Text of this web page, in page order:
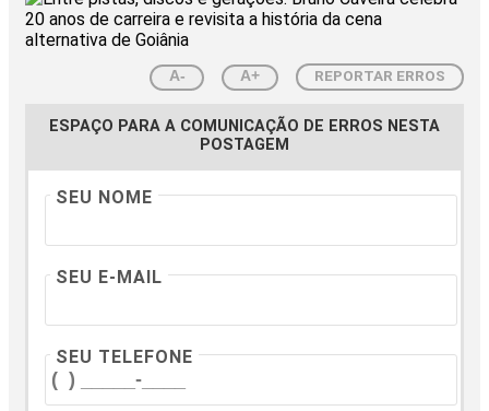
A- A+ REPORTAR ERROS
ESPAÇO PARA A COMUNICAÇÃO DE ERROS NESTA
POSTAGEM
SEU NOME
SEU E-MAIL
SEU TELEFONE